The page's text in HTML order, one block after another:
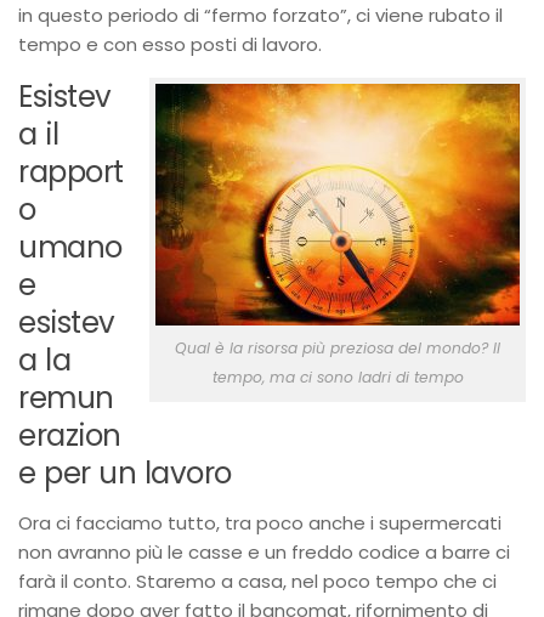
in questo periodo di “fermo forzato”, ci viene rubato il
tempo e con esso posti di lavoro.
Qual è la risorsa più preziosa del mondo? Il
tempo, ma ci sono ladri di tempo
Esistev
a il
rapport
o
umano
e
esistev
a la
remun
erazion
e per un lavoro
Ora ci facciamo tutto, tra poco anche i supermercati
non avranno più le casse e un freddo codice a barre ci
farà il conto. Staremo a casa, nel poco tempo che ci
rimane dopo aver fatto il bancomat, rifornimento di